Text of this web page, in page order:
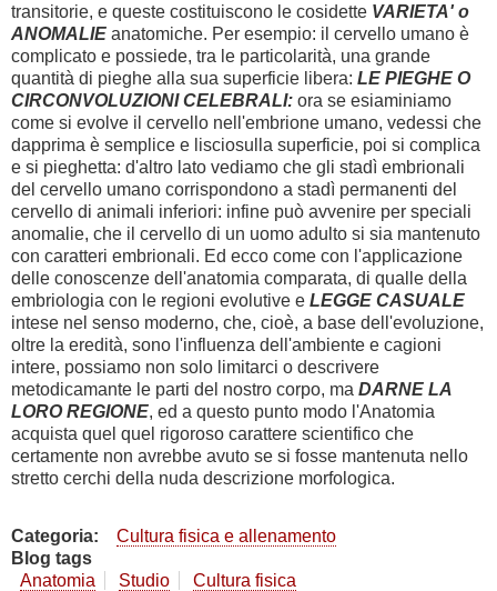
transitorie, e queste costituiscono le cosidette VARIETA' o
ANOMALIE anatomiche. Per esempio: il cervello umano è
complicato e possiede, tra le particolarità, una grande
quantità di pieghe alla sua superficie libera: LE PIEGHE O
CIRCONVOLUZIONI CELEBRALI: ora se esiaminiamo
come si evolve il cervello nell'embrione umano, vedessi che
dapprima è semplice e lisciosulla superficie, poi si complica
e si pieghetta: d'altro lato vediamo che gli stadì embrionali
del cervello umano corrispondono a stadì permanenti del
cervello di animali inferiori: infine può avvenire per speciali
anomalie, che il cervello di un uomo adulto si sia mantenuto
con caratteri embrionali. Ed ecco come con l'applicazione
delle conoscenze dell'anatomia comparata, di qualle della
embriologia con le regioni evolutive e LEGGE CASUALE
intese nel senso moderno, che, cioè, a base dell'evoluzione,
oltre la eredità, sono l'influenza dell'ambiente e cagioni
intere, possiamo non solo limitarci o descrivere
metodicamante le parti del nostro corpo, ma DARNE LA
LORO REGIONE, ed a questo punto modo l'Anatomia
acquista quel quel rigoroso carattere scientifico che
certamente non avrebbe avuto se si fosse mantenuta nello
stretto cerchi della nuda descrizione morfologica.
Categoria
Cultura fisica e allenamento
Blog tags
Anatomia
Studio
Cultura fisica